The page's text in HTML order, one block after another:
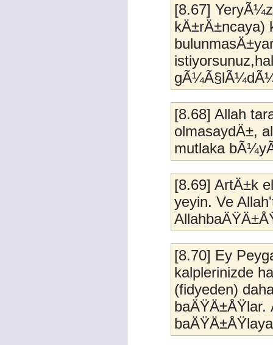
[8.67]
kÄ±rÄ±ncaya)
[8.68] Allah
olmasaydÄ±,
mutlaka
[8.69] ArtÄ±k
yeyin. Ve
[8.70] Ey
kalplerinizde
(fidyeden)